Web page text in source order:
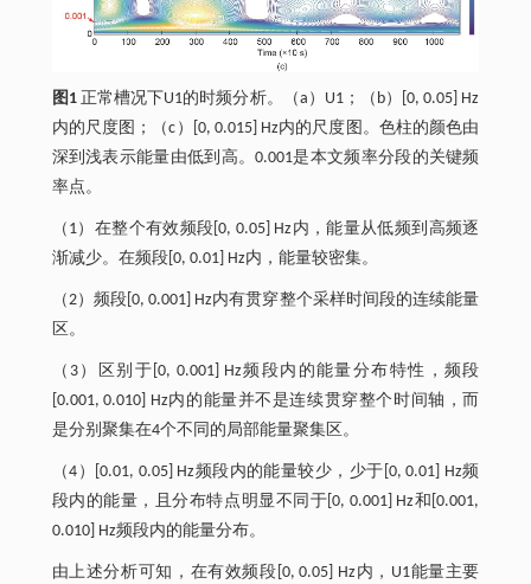
图1正常槽况下U1的时频分析。（a）U1；（b）[0, 0.05] Hz
内的尺度图；（c）[0, 0.015] Hz内的尺度图。色柱的颜色由
深到浅表示能量由低到高。0.001是本文频率分段的关键频
率点。
（1）在整个有效频段[0, 0.05] Hz内，能量从低频到高频逐
渐减少。在频段[0, 0.01] Hz内，能量较密集。
（2）频段[0, 0.001] Hz内有贯穿整个采样时间段的连续能量
区。
（3）区别于[0, 0.001] Hz频段内的能量分布特性，频段
[0.001, 0.010] Hz内的能量并不是连续贯穿整个时间轴，而
是分别聚集在4个不同的局部能量聚集区。
（4）[0.01, 0.05] Hz频段内的能量较少，少于[0, 0.01] Hz频
段内的能量，且分布特点明显不同于[0, 0.001] Hz和[0.001,
0.010] Hz频段内的能量分布。
由上述分析可知，在有效频段[0, 0.05] Hz内，U1能量主要